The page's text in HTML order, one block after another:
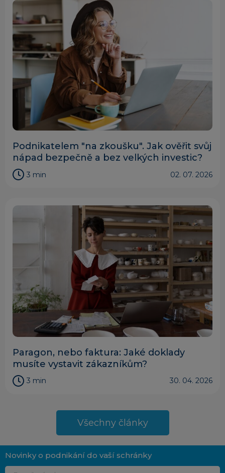
Podnikatelem "na zkoušku". Jak ověřit svůj
nápad bezpečně a bez velkých investic?
3 min 02. 07. 2026
Paragon, nebo faktura: Jaké doklady
musíte vystavit zákazníkům?
3 min 30. 04. 2026
Všechny články
Novinky o podnikání do vaší schránky